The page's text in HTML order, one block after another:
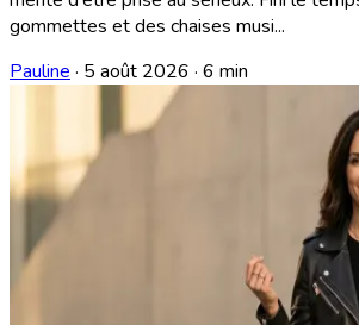
gommettes et des chaises musi...
Pauline· 5 août 2026 · 6 min